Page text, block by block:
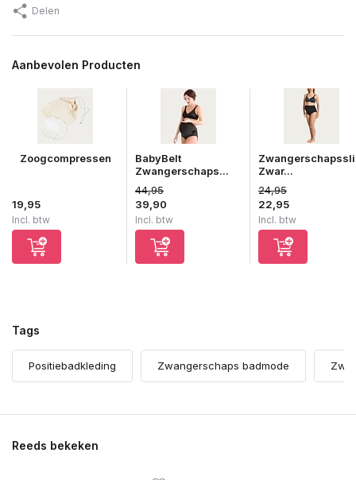
Delen
Aanbevolen Producten
Zoogcompressen
19,95
Incl. btw
BabyBelt
Zwangerschaps...
44,95
39,90
Incl. btw
Zwar...
24,95
22,95
Incl. btw
Tags
Positiebadkleding Zwangerschaps badmode
Reeds bekeken